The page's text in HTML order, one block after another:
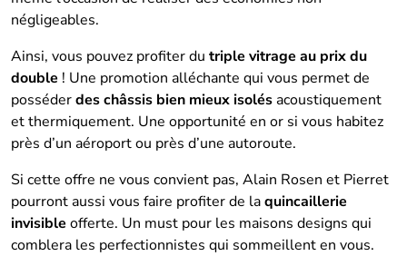
négligeables.
Ainsi, vous pouvez profiter du triple vitrage au prix du
double ! Une promotion alléchante qui vous permet de
posséderdes châssis bien mieux isolésacoustiquement
et thermiquement. Une opportunité en or si vous habitez
près d’un aéroport ou près d’une autoroute.
Si cette offre ne vous convient pas, Alain Rosen et Pierret
pourront aussi vous faire profiter de laquincaillerie
invisible offerte. Un must pour les maisons designs qui
comblera les perfectionnistes qui sommeillent en vous.